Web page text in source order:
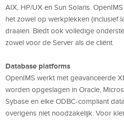
AIX, HP/UX en Sun Solaris.
het zowel op werkplekken (inclusief
draaien. Biedt ook volledige
zowel voor de Server als de cliënt.
Database platforms
OpenIMS werkt met geavanceerde
worden opgeslagen in Oracle,
Sybase en elke ODBC-compliant
overigens niet noodzakelijk. Voor